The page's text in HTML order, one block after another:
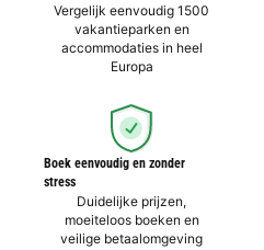
Vergelijk eenvoudig 1500
vakantieparken en
accommodaties in heel
Europa
Boek eenvoudig en zonder
stress
Duidelijke prijzen,
moeiteloos boeken en
veilige betaalomgeving